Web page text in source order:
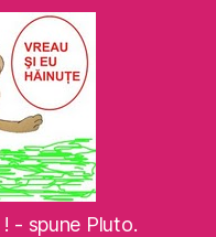
- spune Pluto.